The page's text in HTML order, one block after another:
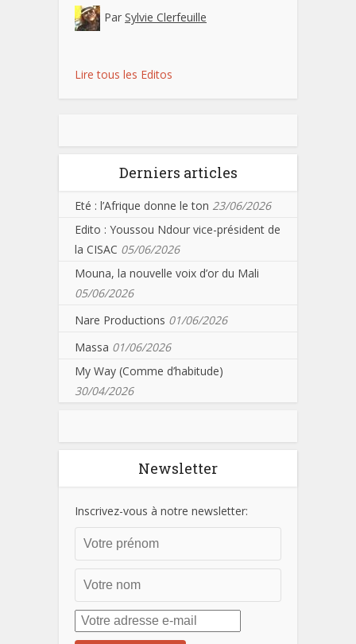
Par Sylvie Clerfeuille
Lire tous les Editos
Derniers articles
Eté : l’Afrique donne le ton 23/06/2026
Edito : Youssou Ndour vice-président de
la CISAC 05/06/2026
Mouna, la nouvelle voix d’or du Mali
05/06/2026
Nare Productions 01/06/2026
Massa 01/06/2026
My Way (Comme d’habitude)
30/04/2026
Newsletter
Inscrivez-vous à notre newsletter: